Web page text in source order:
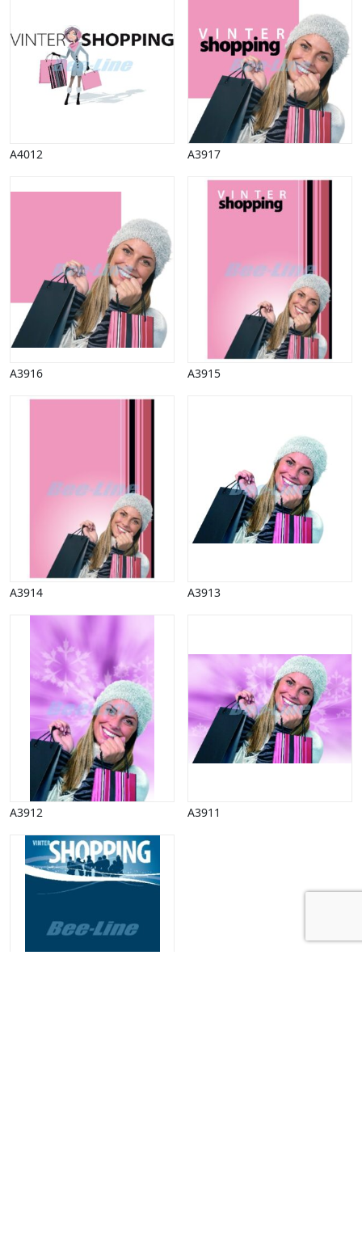
A4012 A3917
A3916 A3915
A3914 A3913
A3912 A3911